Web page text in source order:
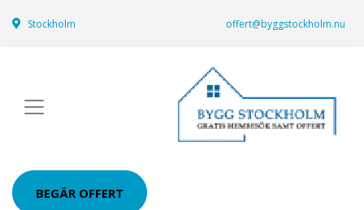
Stockholm offert@byggstockholm.nu
BEGÄR OFFERT